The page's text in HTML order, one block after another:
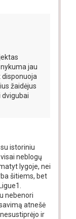
jau
disponuoja
žaidėjus
dvigubai
istoriniu
neblogų
lygoje, nei
šitiems, bet
nebenori
atnešė
ir